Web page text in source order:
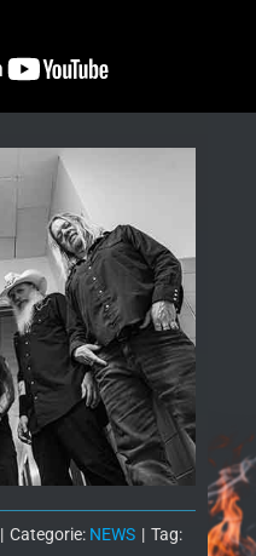
| Categorie: NEWS | Tag: